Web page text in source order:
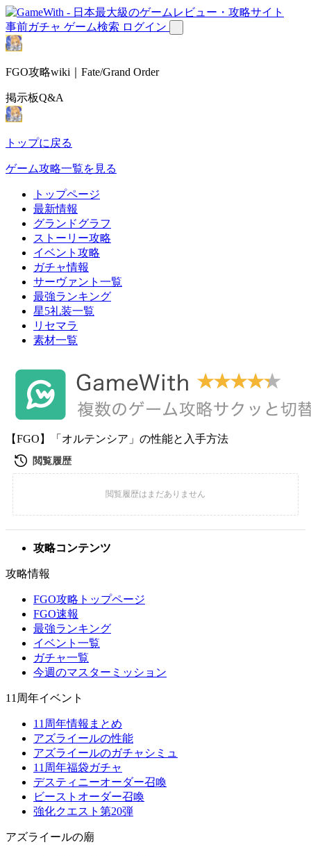
事前ガチャ ゲーム検索 ログイン
FGO攻略wiki｜Fate/Grand Order
掲示板Q&A
トップに戻る
ゲーム攻略一覧を見る
トップページ
最新情報
グランドグラフ
ストーリー攻略
イベント攻略
ガチャ情報
サーヴァント一覧
最強ランキング
星5礼装一覧
リセマラ
素材一覧
【FGO】「オルテンシア」の性能と入手方法
攻略コンテンツ
攻略情報
FGO攻略トップページ
FGO速報
最強ランキング
イベント一覧
ガチャ一覧
今週のマスターミッション
11周年イベント
11周年情報まとめ
アズライールの性能
アズライールのガチャシミュ
11周年福袋ガチャ
デスティニーオーダー召喚
ビーストオーダー召喚
強化クエスト第20弾
アズライールの廟